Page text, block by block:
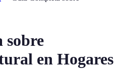
sobre
en Hogares